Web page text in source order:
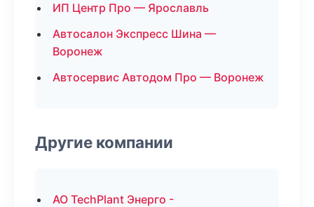
ИП Центр Про — Ярославль
Автосалон Экспресс Шина —
Воронеж
Автосервис Автодом Про — Воронеж
Другие компании
АО TechPlant Энерго -